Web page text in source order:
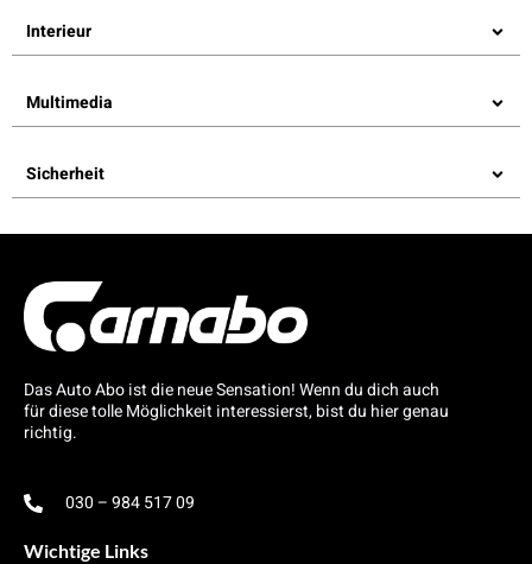
Interieur
Multimedia
Sicherheit
Das Auto Abo ist die neue Sensation! Wenn du dich auch
für diese tolle Möglichkeit interessierst, bist du hier genau
richtig.
030 – 984 517 09
Wichtige Links